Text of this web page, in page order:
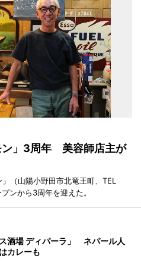
ン」3周年 美容師店主が
（山陽小野田市北竜王町、TEL
ンから3周年を迎えた。
酒場 ディパーラ」 ネパール人
カレーも